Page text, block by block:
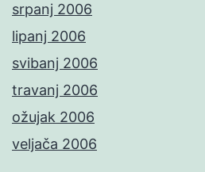
srpanj 2006
lipanj 2006
svibanj 2006
travanj 2006
ožujak 2006
veljača 2006